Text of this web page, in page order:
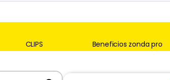
CLIPS Beneficios zonda pro